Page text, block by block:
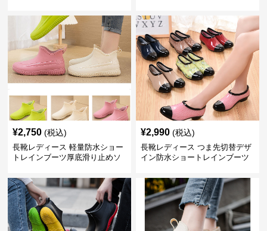
¥2,750 (税込)
長靴レディース 軽量防水ショー
トレインブーツ厚底滑り止めソ
¥2,990 (税込)
長靴レディース つま先切替デザ
イン防水ショートレインブーツ